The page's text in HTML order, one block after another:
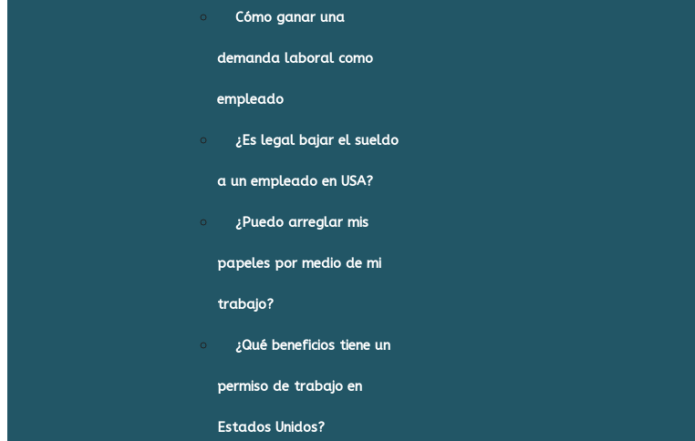
Cómo ganar una
demanda laboral como
empleado
¿Es legal bajar el sueldo
a un empleado en USA?
¿Puedo arreglar mis
papeles por medio de mi
trabajo?
¿Qué beneficios tiene un
permiso de trabajo en
Estados Unidos?